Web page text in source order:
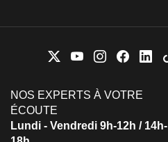
NOS EXPERTS À VOTRE
ÉCOUTE
Lundi - Vendredi 9h-12h / 14h-